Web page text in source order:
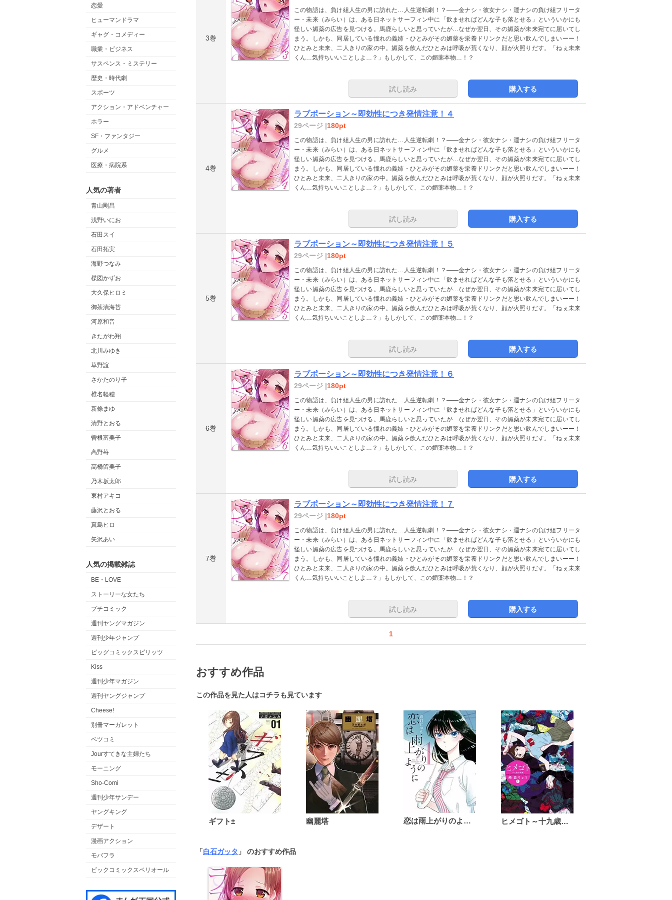
恋愛
ヒューマンドラマ
ギャグ・コメディー
職業・ビジネス
サスペンス・ミステリー
歴史・時代劇
スポーツ
アクション・アドベンチャー
ホラー
SF・ファンタジー
グルメ
医療・病院系
人気の著者
青山剛昌
浅野いにお
石田スイ
石田拓実
海野つなみ
楳図かずお
大久保ヒロミ
御茶漬海苔
河原和音
きたがわ翔
北川みゆき
草野誼
さかたのり子
椎名軽穂
新條まゆ
清野とおる
曽根富美子
高野苺
高橋留美子
乃木坂太郎
東村アキコ
藤沢とおる
真島ヒロ
矢沢あい
人気の掲載雑誌
BE・LOVE
ストーリーな女たち
プチコミック
週刊ヤングマガジン
週刊少年ジャンプ
ビッグコミックスピリッツ
Kiss
週刊少年マガジン
週刊ヤングジャンプ
Cheese!
別冊マーガレット
ベツコミ
Jourすてきな主婦たち
モーニング
Sho-Comi
週刊少年サンデー
ヤングキング
デザート
漫画アクション
モバフラ
ビックコミックスペリオール
3巻
この物語は、負け組人生の男に訪れた…人生逆転劇！？――金ナシ・彼女ナシ・運ナシの負け組フリータ
ー・未来（みらい）は、ある日ネットサーフィン中に「飲ませればどんな子も落とせる」といういかにも
怪しい媚薬の広告を見つける。馬鹿らしいと思っていたが…なぜか翌日、その媚薬が未来宛てに届いてし
まう。しかも、同居している憧れの義姉・ひとみがその媚薬を栄養ドリンクだと思い飲んでしまいーー！
ひとみと未来、二人きりの家の中。媚薬を飲んだひとみは呼吸が荒くなり、顔が火照りだす。「ねぇ未来
くん…気持ちいいことしよ…？」もしかして、この媚薬本物…！？
試し読み 購入する
4巻
ラブポーション～即効性につき発情注意！４
29ページ |180pt
この物語は、負け組人生の男に訪れた…人生逆転劇！？――金ナシ・彼女ナシ・運ナシの負け組フリータ
ー・未来（みらい）は、ある日ネットサーフィン中に「飲ませればどんな子も落とせる」といういかにも
怪しい媚薬の広告を見つける。馬鹿らしいと思っていたが…なぜか翌日、その媚薬が未来宛てに届いてし
まう。しかも、同居している憧れの義姉・ひとみがその媚薬を栄養ドリンクだと思い飲んでしまいーー！
ひとみと未来、二人きりの家の中。媚薬を飲んだひとみは呼吸が荒くなり、顔が火照りだす。「ねぇ未来
くん…気持ちいいことしよ…？」もしかして、この媚薬本物…！？
試し読み 購入する
5巻
ラブポーション～即効性につき発情注意！５
29ページ |180pt
この物語は、負け組人生の男に訪れた…人生逆転劇！？――金ナシ・彼女ナシ・運ナシの負け組フリータ
ー・未来（みらい）は、ある日ネットサーフィン中に「飲ませればどんな子も落とせる」といういかにも
怪しい媚薬の広告を見つける。馬鹿らしいと思っていたが…なぜか翌日、その媚薬が未来宛てに届いてし
まう。しかも、同居している憧れの義姉・ひとみがその媚薬を栄養ドリンクだと思い飲んでしまいーー！
ひとみと未来、二人きりの家の中。媚薬を飲んだひとみは呼吸が荒くなり、顔が火照りだす。「ねぇ未来
くん…気持ちいいことしよ…？」もしかして、この媚薬本物…！？
試し読み 購入する
6巻
ラブポーション～即効性につき発情注意！６
29ページ |180pt
この物語は、負け組人生の男に訪れた…人生逆転劇！？――金ナシ・彼女ナシ・運ナシの負け組フリータ
ー・未来（みらい）は、ある日ネットサーフィン中に「飲ませればどんな子も落とせる」といういかにも
怪しい媚薬の広告を見つける。馬鹿らしいと思っていたが…なぜか翌日、その媚薬が未来宛てに届いてし
まう。しかも、同居している憧れの義姉・ひとみがその媚薬を栄養ドリンクだと思い飲んでしまいーー！
ひとみと未来、二人きりの家の中。媚薬を飲んだひとみは呼吸が荒くなり、顔が火照りだす。「ねぇ未来
くん…気持ちいいことしよ…？」もしかして、この媚薬本物…！？
試し読み 購入する
7巻
ラブポーション～即効性につき発情注意！７
29ページ |180pt
この物語は、負け組人生の男に訪れた…人生逆転劇！？――金ナシ・彼女ナシ・運ナシの負け組フリータ
ー・未来（みらい）は、ある日ネットサーフィン中に「飲ませればどんな子も落とせる」といういかにも
怪しい媚薬の広告を見つける。馬鹿らしいと思っていたが…なぜか翌日、その媚薬が未来宛てに届いてし
まう。しかも、同居している憧れの義姉・ひとみがその媚薬を栄養ドリンクだと思い飲んでしまいーー！
ひとみと未来、二人きりの家の中。媚薬を飲んだひとみは呼吸が荒くなり、顔が火照りだす。「ねぇ未来
くん…気持ちいいことしよ…？」もしかして、この媚薬本物…！？
試し読み 購入する
1
おすすめ作品
この作品を見た人はコチラも見ています
ギフト± 幽麗塔 恋は雨上がりのように ヒメゴト～十九歳の制服～
「白石ガッタ 」 のおすすめ作品